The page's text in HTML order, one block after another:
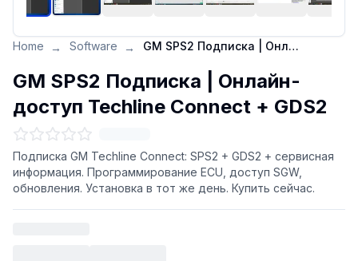
Home → Software → GM SPS2 Подписка | Онлайн-доступ Techline Connect + GDS2
GM SPS2 Подписка | Онлайн-
доступ Techline Connect + GDS2
Подписка GM Techline Connect: SPS2 + GDS2 + сервисная
информация. Программирование ECU, доступ SGW,
обновления. Установка в тот же день. Купить сейчас.